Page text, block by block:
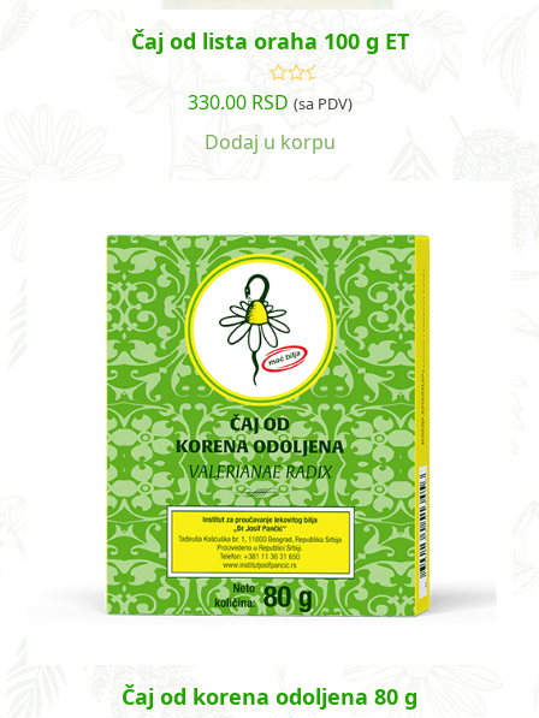
Čaj od lista oraha 100 g ET
Ocenjeno
sa5.00od
330.00 RSD (sa PDV)
Dodaj u korpu
Čaj od korena odoljena 80 g